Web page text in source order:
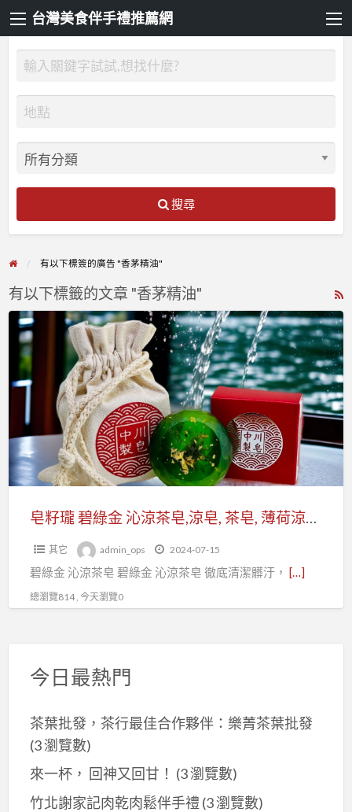
台灣美食伴手禮推薦網
搜尋
有以下標簽的廣告 "香茅精油"
有以下標籤的文章 "香茅精油"
皂
籽
瓏
碧
沁
涼
茶
皂籽瓏 碧綠金 沁涼茶皂,涼皂, 茶皂, 薄荷涼皂, 薄荷皂
其它 admin_ops 2024-07-15
碧綠金 沁涼茶皂 碧綠金 沁涼茶皂 徹底清潔髒汙， […]
總瀏覽814 , 今天瀏覽0
今日最熱門
茶葉批發，茶行最佳合作夥伴：樂菁茶葉批發
(3 瀏覽數)
來一杯， 回神又回甘！ (3 瀏覽數)
竹北謝家記肉乾肉鬆伴手禮 (3 瀏覽數)